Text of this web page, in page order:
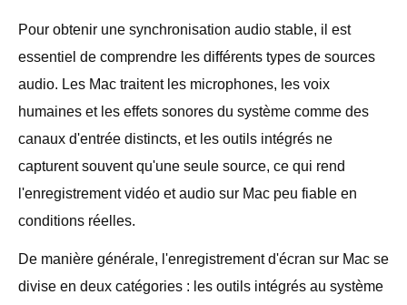
Pour obtenir une synchronisation audio stable, il est
essentiel de comprendre les différents types de sources
audio. Les Mac traitent les microphones, les voix
humaines et les effets sonores du système comme des
canaux d'entrée distincts, et les outils intégrés ne
capturent souvent qu'une seule source, ce qui rend
l'enregistrement vidéo et audio sur Mac peu fiable en
conditions réelles.
De manière générale, l'enregistrement d'écran sur Mac se
divise en deux catégories : les outils intégrés au système